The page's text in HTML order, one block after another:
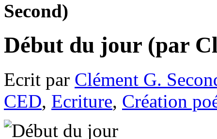
Second)
Début du jour (par
Ecrit par Clément G.
CED, Ecriture, Création